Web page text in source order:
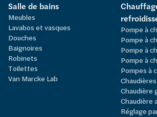
Salle de bains
Meubles
Lavabos et vasques
Douches
Baignoires
Robinets
Toilettes
Van Marcke Lab
Pompe à
Pompe à
Pompe à
Pompe à
Pompes à
Chaudières
Chaudière
Chaudière
Réglage